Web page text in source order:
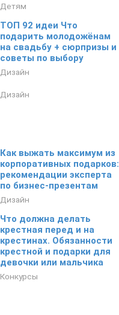
Детям
ТОП 92 идеи Что
подарить молодожёнам
на свадьбу + сюрпризы и
советы по выбору
Дизайн
Дизайн
Как выжать максимум из
корпоративных подарков:
рекомендации эксперта
по бизнес-презентам
Дизайн
Что должна делать
крестная перед и на
крестинах. Обязанности
крестной и подарки для
девочки или мальчика
Конкурсы